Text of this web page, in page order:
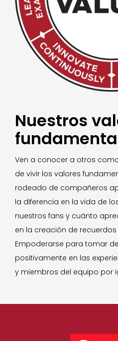
Nuestros
Ven a conocer a otros
de vivir los valores
rodeado de compañeros
la diferencia en la vida de
nuestros fans y cuánto
en la creación de
Empoderarse para tomar
positivamente en las
y miembros del equipo por